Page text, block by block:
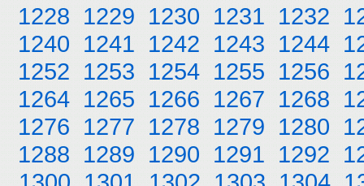
1228 1229 1230 1231 1232
1240 1241 1242 1243 1244
1252 1253 1254 1255 1256
1264 1265 1266 1267 1268
1276 1277 1278 1279 1280
1288 1289 1290 1291 1292